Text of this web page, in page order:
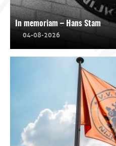
In memoriam – Hans Stam
04-08-2026